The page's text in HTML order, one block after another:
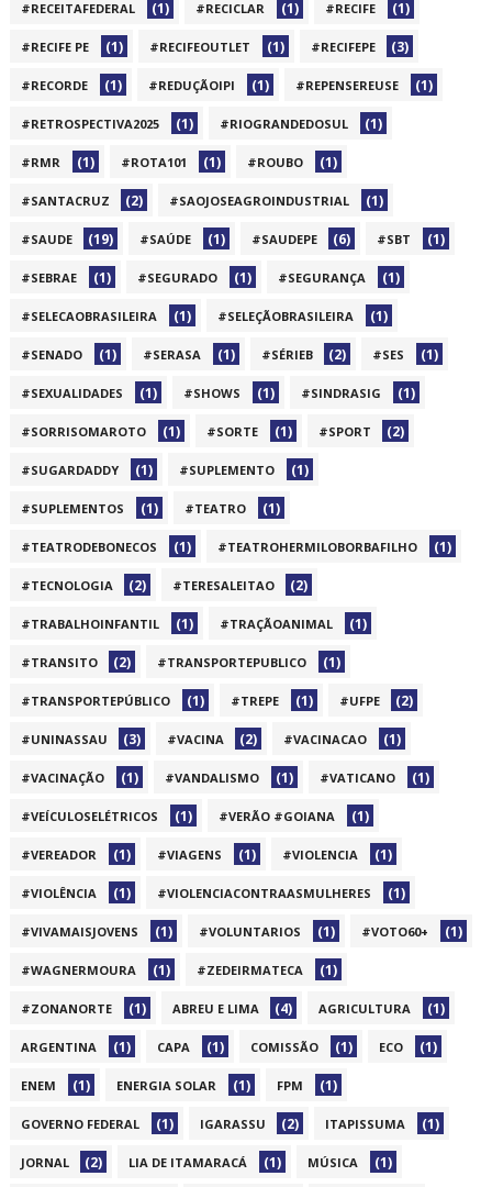
#RECEITAFEDERAL (1) #RECICLAR (1) #RECIFE (1)
#RECIFE PE (1) #RECIFEOUTLET (1) #RECIFEPE (3)
#RECORDE (1) #REDUÇÃOIPI (1) #REPENSEREUSE (1)
#RETROSPECTIVA2025 (1) #RIOGRANDEDOSUL (1)
#RMR (1) #ROTA101 (1) #ROUBO (1)
#SANTACRUZ (2) #SAOJOSEAGROINDUSTRIAL (1)
#SAUDE (19) #SAÚDE (1) #SAUDEPE (6) #SBT (1)
#SEBRAE (1) #SEGURADO (1) #SEGURANÇA (1)
#SELECAOBRASILEIRA (1) #SELEÇÃOBRASILEIRA (1)
#SENADO (1) #SERASA (1) #SÉRIEB (2) #SES (1)
#SEXUALIDADES (1) #SHOWS (1) #SINDRASIG (1)
#SORRISOMAROTO (1) #SORTE (1) #SPORT (2)
#SUGARDADDY (1) #SUPLEMENTO (1)
#SUPLEMENTOS (1) #TEATRO (1)
#TEATRODEBONECOS (1) #TEATROHERMILOBORBAFILHO (1)
#TECNOLOGIA (2) #TERESALEITAO (2)
#TRABALHOINFANTIL (1) #TRAÇÃOANIMAL (1)
#TRANSITO (2) #TRANSPORTEPUBLICO (1)
#TRANSPORTEPÚBLICO (1) #TREPE (1) #UFPE (2)
#UNINASSAU (3) #VACINA (2) #VACINACAO (1)
#VACINAÇÃO (1) #VANDALISMO (1) #VATICANO (1)
#VEÍCULOSELÉTRICOS (1) #VERÃO #GOIANA (1)
#VEREADOR (1) #VIAGENS (1) #VIOLENCIA (1)
#VIOLÊNCIA (1) #VIOLENCIACONTRAASMULHERES (1)
#VIVAMAISJOVENS (1) #VOLUNTARIOS (1) #VOTO60+ (1)
#WAGNERMOURA (1) #ZEDEIRMATECA (1)
#ZONANORTE (1) ABREU E LIMA (4) AGRICULTURA (1)
ARGENTINA (1) CAPA (1) COMISSÃO (1) ECO (1)
ENEM (1) ENERGIA SOLAR (1) FPM (1)
GOVERNO FEDERAL (1) IGARASSU (2) ITAPISSUMA (1)
JORNAL (2) LIA DE ITAMARACÁ (1) MÚSICA (1)